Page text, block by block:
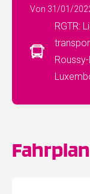
Von 31/01/
RGTR: